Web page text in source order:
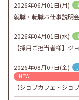
2026年06月01日(月)
就職・転職お仕事説明
2026年04月01日(水)
【採用ご担当者様】
2026年08月07日(金)
NEW
【ジョブカフェ・ジョ